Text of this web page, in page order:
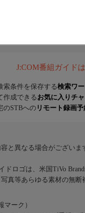
J:COM番組ガイド
索条件を保存する検索ワ
作成できる お気に入りチ
のSTBへの リモート録画予
と異なる場合がございま
ドロゴは、米国TiVo
真等あらゆる素材の無断
マーク）